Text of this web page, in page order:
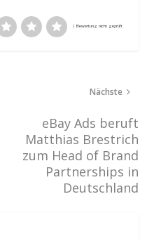
Nächste
eBay Ads beruft
Matthias Brestrich
zum Head of Brand
Partnerships in
Deutschland